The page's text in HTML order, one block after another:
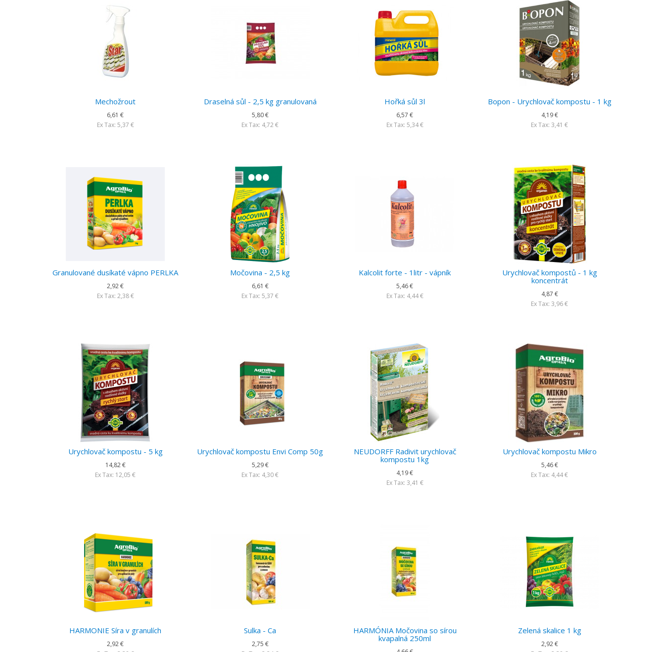
Mechožrout
6,61 €
Ex Tax: 5,37 €
Draselná sůl - 2,5 kg granulovaná
5,80 €
Ex Tax: 4,72 €
Hořká sůl 3l
6,57 €
Ex Tax: 5,34 €
Bopon - Urychlovač kompostu - 1 kg
4,19 €
Ex Tax: 3,41 €
Granulované dusíkaté vápno PERLKA
2,92 €
Ex Tax: 2,38 €
Močovina - 2,5 kg
6,61 €
Ex Tax: 5,37 €
Kalcolit forte - 1litr - vápník
5,46 €
Ex Tax: 4,44 €
Urychlovač kompostů - 1 kg
koncentrát
4,87 €
Ex Tax: 3,96 €
Urychlovač kompostu - 5 kg
14,82 €
Ex Tax: 12,05 €
Urychlovač kompostu Envi Comp 50g
5,29 €
Ex Tax: 4,30 €
NEUDORFF Radivit urychlovač
kompostu 1kg
4,19 €
Ex Tax: 3,41 €
Urychlovač kompostu Mikro
5,46 €
Ex Tax: 4,44 €
HARMONIE Síra v granulích
2,92 €
Sulka - Ca
2,75 €
HARMÓNIA Močovina so sírou
kvapalná 250ml
Zelená skalice 1 kg
2,92 €